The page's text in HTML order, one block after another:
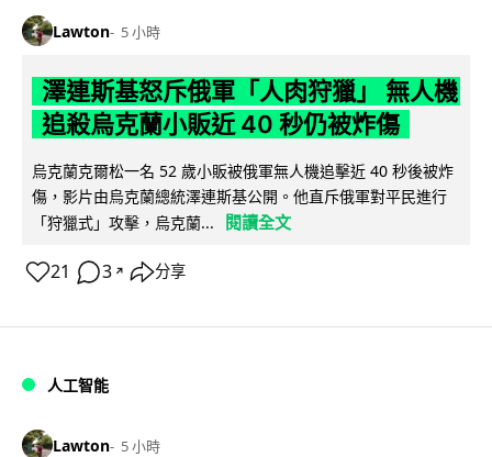
Lawton 5 小時
澤連斯基怒斥俄軍「人肉狩獵」 無人機
追殺烏克蘭小販近 40 秒仍被炸傷
烏克蘭克爾松一名 52 歲小販被俄軍無人機追擊近 40 秒後被炸
傷，影片由烏克蘭總統澤連斯基公開。他直斥俄軍對平民進行
「狩獵式」攻擊，烏克蘭...
閱讀全文
21 3 ↗ 分享
人工智能
Lawton 5 小時